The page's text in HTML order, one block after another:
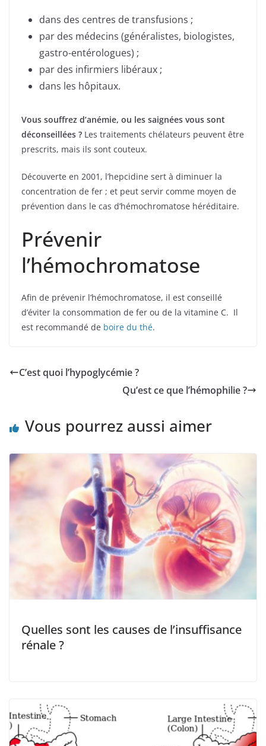
dans des centres de transfusions ;
par des médecins (généralistes, biologistes,
gastro-entérologues) ;
par des infirmiers libéraux ;
dans les hôpitaux.
Vous souffrez d’anémie, ou les saignées vous sont
déconseillées ? Les traitements chélateurs peuvent être
prescrits, mais ils sont couteux.
Découverte en 2001, l’hepcidine sert à diminuer la
concentration de fer ; et peut servir comme moyen de
prévention dans le cas d’hémochromatose héréditaire.
Prévenir
l’hémochromatose
Afin de prévenir l’hémochromatose, il est conseillé
d’éviter la consommation de fer ou de la vitamine C. Il
est recommandé de boire du thé.
C’est quoi l’hypoglycémie ?
Qu’est ce que l’hémophilie ?
Vous pourrez aussi aimer
Quelles sont les causes de l’insuffisance
rénale ?